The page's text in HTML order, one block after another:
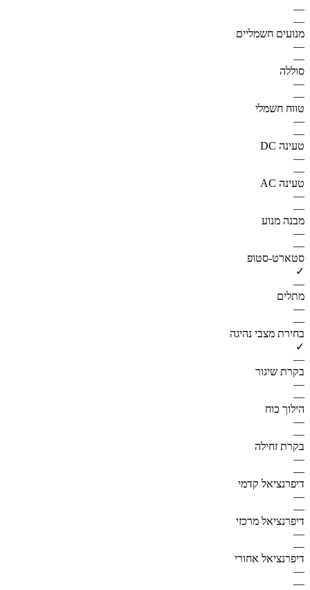
—
—
מנועים חשמליים
—
—
סוללה
—
—
טווח חשמלי
—
—
טעינה DC
—
—
טעינה AC
—
—
מבנה מנוע
—
—
סטארט-סטופ
✓
—
מתלים
—
—
בחירת מצבי נהיגה
✓
—
בקרת שיגור
—
—
הילוך כוח
—
—
בקרת זחילה
—
—
דיפרנציאל קדמי
—
—
דיפרנציאל מרכזי
—
—
דיפרנציאל אחורי
—
—